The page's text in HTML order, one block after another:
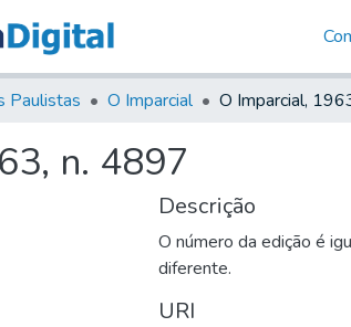
Paulistas O Imparcial O Imparcial,
n. 4897
Descrição
O número da edição é
diferente.
URI